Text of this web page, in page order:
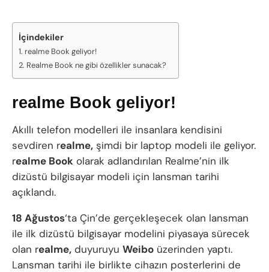
İçindekiler
realme Book geliyor!
Realme Book ne gibi özellikler sunacak?
realme Book geliyor!
Akıllı telefon modelleri ile insanlara kendisini
sevdiren realme, şimdi bir laptop modeli ile geliyor.
realme Book olarak adlandırılan Realme’nin ilk
dizüstü bilgisayar modeli için lansman tarihi
açıklandı.
18 Ağustos‘ta Çin’de gerçekleşecek olan lansman
ile ilk dizüstü bilgisayar modelini piyasaya sürecek
olan realme, duyuruyu Weibo üzerinden yaptı.
Lansman tarihi ile birlikte cihazın posterlerini de